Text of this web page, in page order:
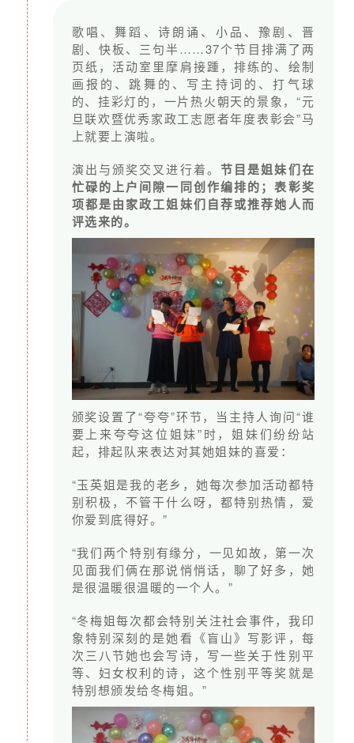
四、 票据说明
爱德基金会可以为您每月捐赠开具电子票据，因系统结
算延时的原因，您可在每月扣款成功的3个工作日后在爱
德基金会官网上申请。
申请步骤：
点击登录 ，请输入交易订单号根据官网开票指引进行申
请（微信→我的→支付→钱包→账单→点击想要查询的
记录，获取交易单号）。
重要提醒：
开票申请不支持跨年。如您在12月28日前的
月捐捐赠，需最迟在当年12月31日前完成开票申请。如
您的月捐扣款在12月29日至31日期间，可最迟于次年1月
10日前完成开票申请。
感谢您的信任和理解。如您有任何开票问题，可随时联
系我们，我们会协助为您完成开票。
歌唱、舞蹈、诗朗诵、小品、豫剧、晋
剧、快板、三句半……37个节目排满了两
页纸，活动室里摩肩接踵，排练的、绘制
画报的、跳舞的、写主持词的、打气球
的、挂彩灯的，一片热火朝天的景象，“元
旦联欢暨优秀家政工志愿者年度表彰会”马
上就要上演啦。
演出与颁奖交叉进行着。 节目是姐妹们在
忙碌的上户间隙一同创作编排的；表彰奖
项都是由家政工姐妹们自荐或推荐她人而
评选来的。
颁奖设置了“夸夸”环节，当主持人询问“谁
要上来夸夸这位姐妹”时，姐妹们纷纷站
起，排起队来表达对其她姐妹的喜爱：
“玉英姐是我的老乡，她每次参加活动都特
别积极，不管干什么呀，都特别热情，爱
你爱到底得好。”
“我们两个特别有缘分，一见如故，第一次
见面我们俩在那说悄悄话，聊了好多，她
是很温暖很温暖的一个人。”
“冬梅姐每次都会特别关注社会事件，我印
象特别深刻的是她看《盲山》写影评，每
次三八节她也会写诗，写一些关于性别平
等、妇女权利的诗，这个性别平等奖就是
特别想颁发给冬梅姐。”